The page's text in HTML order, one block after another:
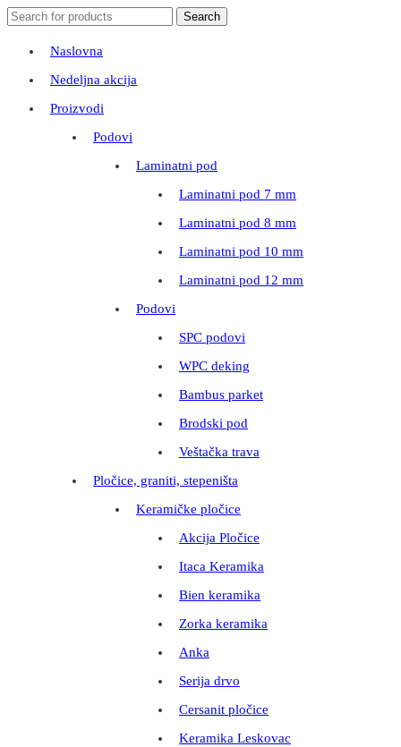
Search
for:
Search
Naslovna
Nedeljna akcija
Proizvodi
Podovi
Laminatni pod
Laminatni pod 7 mm
Laminatni pod 8 mm
Laminatni pod 10 mm
Laminatni pod 12 mm
Podovi
SPC podovi
WPC deking
Bambus parket
Brodski pod
Veštačka trava
Pločice, graniti, stepeništa
Keramičke pločice
Akcija Pločice
Itaca Keramika
Bien keramika
Zorka keramika
Anka
Serija drvo
Cersanit pločice
Keramika Leskovac